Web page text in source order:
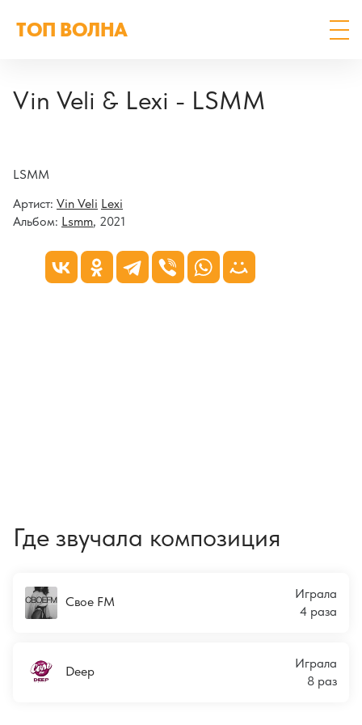
ТОП ВОЛНА
Vin Veli & Lexi - LSMM
LSMM
Артист: Vin Veli Lexi
Альбом: Lsmm, 2021
Где звучала композиция
Свое FM
Играла
4 раза
Deep
Играла
8 раз